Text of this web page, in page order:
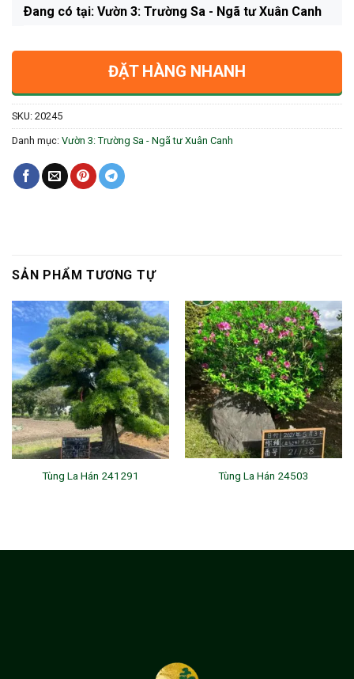
Ðang có tại: Vườn 3: Trường Sa - Ngã tư Xuân Canh
ĐẶT HÀNG NHANH
SKU: 20245
Danh mục: Vườn 3: Trường Sa - Ngã tư Xuân Canh
SẢN PHẨM TƯƠNG TỰ
Tùng La Hán 241291 Tùng La Hán 24503